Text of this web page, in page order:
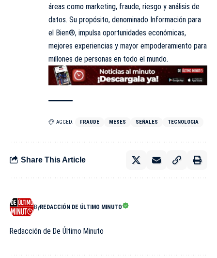
áreas como marketing, fraude, riesgo y análisis de
datos. Su propósito, denominado Información para
el Bien®, impulsa oportunidades económicas,
mejores experiencias y mayor empoderamiento para
millones de personas en todo el mundo.
TAGGED: FRAUDE MESES SEÑALES TECNOLOGIA
Share This Article
ByREDACCIÓN DE ÚLTIMO MINUTO
Redacción de De Último Minuto